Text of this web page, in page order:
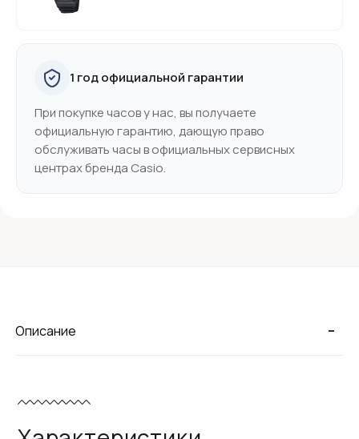
1 год официальной гарантии
При покупке часов у нас, вы получаете
официальную гарантию, дающую право
обслуживать часы в официальных сервисных
центрах бренда Casio.
-
Описание